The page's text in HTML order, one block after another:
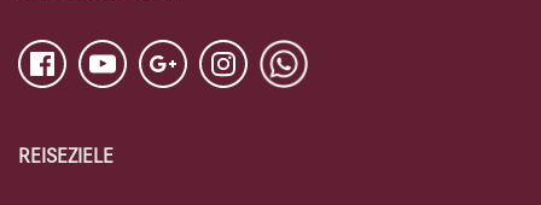
REISEZIELE